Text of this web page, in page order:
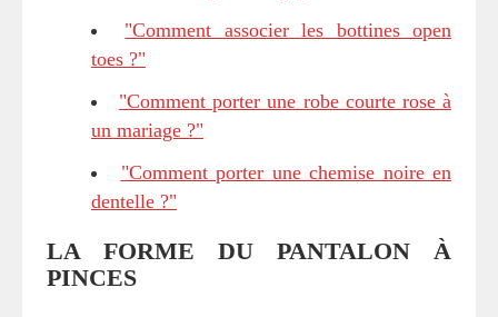
"Comment associer les bottines open
toes ?"
"Comment porter une robe courte rose à
un mariage ?"
"Comment porter une chemise noire en
dentelle ?"
LA FORME DU PANTALON À
PINCES